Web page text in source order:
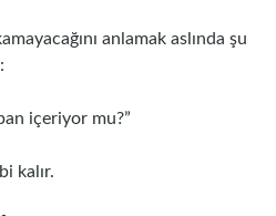
anlamak aslında şu
içeriyor mu?”
kalır.